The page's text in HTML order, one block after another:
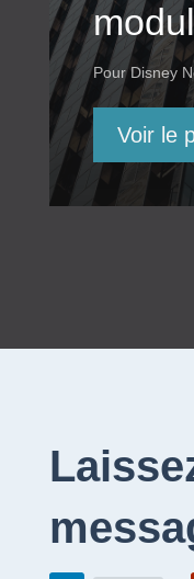
Pour Disney
Voir le